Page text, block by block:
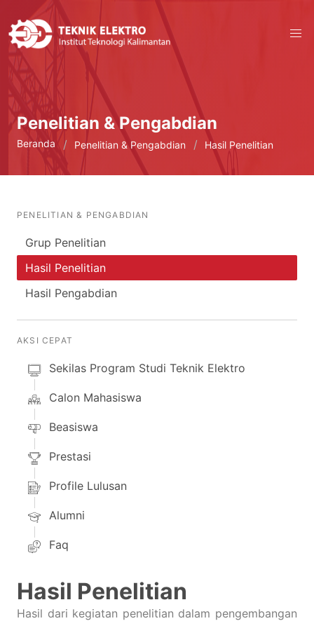
Penelitian & Pengabdian
Beranda Penelitian & Pengabdian Hasil Penelitian
PENELITIAN & PENGABDIAN
Grup Penelitian
Hasil Penelitian
Hasil Pengabdian
AKSI CEPAT
Sekilas Program Studi Teknik Elektro
Calon Mahasiswa
Beasiswa
Prestasi
Profile Lulusan
Alumni
Faq
Hasil Penelitian
Hasil dari kegiatan penelitian dalam pengembangan